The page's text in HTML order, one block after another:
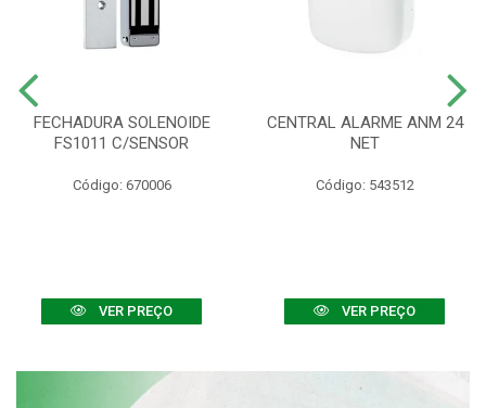
FECHADURA SOLENOIDE
FS1011 C/SENSOR
Código: 670006
VER PREÇO
CENTRAL ALARME ANM 24
NET
Código: 543512
VER PREÇO